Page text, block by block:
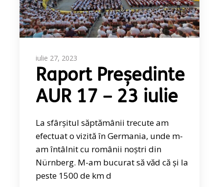
iulie 27, 2023
Raport Președinte
AUR 17 – 23 iulie
La sfârșitul săptămânii trecute am
efectuat o vizită în Germania, unde m-
am întâlnit cu românii noștri din
Nürnberg. M-am bucurat să văd că și la
peste 1500 de km d